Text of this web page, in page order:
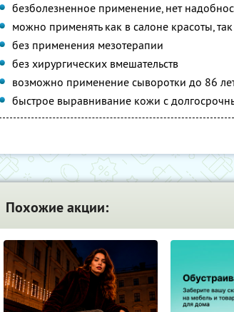
безболезненное применение, нет
можно применять как в салоне красоты,
без применения мезотерапии
без хирургических вмешательств
возможно применение сыворотки до 86
быстрое выравнивание кожи с
Похожие акции: